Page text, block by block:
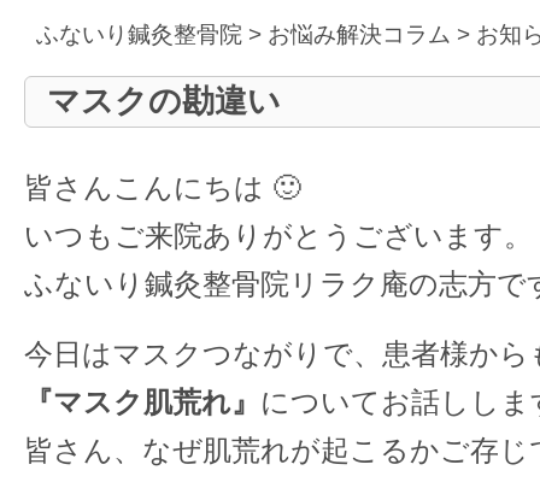
ふないり鍼灸整骨院 > お悩み解決コラム > お知
マスクの勘違い
皆さんこんにちは 🙂
いつもご来院ありがとうございます。
ふないり鍼灸整骨院リラク庵の志方で
今日はマスクつながりで、患者様か
『マスク肌荒れ』 についてお話ししま
皆さん、なぜ肌荒れが起こるかご存じ